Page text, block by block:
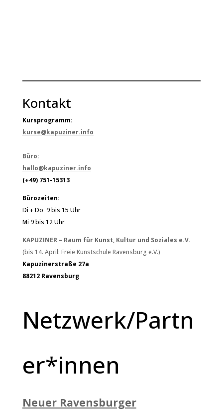
Kontakt
Kursprogramm:
kurse@kapuziner.info
Büro:
hallo@kapuziner.info
(+49) 751-15313
Bürozeiten:
Di + Do 9 bis 15 Uhr
Mi 9 bis 12 Uhr
KAPUZINER – Raum für Kunst, Kultur und Soziales e.V.
(bis 14. April: Freie Kunstschule Ravensburg e.V.)
Kapuzinerstraße 27a
88212 Ravensburg
Netzwerk/Partn
er*innen
Neuer Ravensburger